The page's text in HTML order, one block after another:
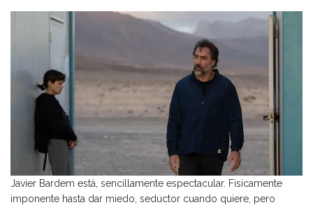
Javier Bardem está, sencillamente espectacular. Fisicamente
imponente hasta dar miedo, seductor cuando quiere, pero